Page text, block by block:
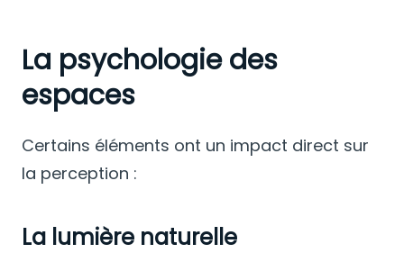
La psychologie des
espaces
Certains éléments ont un impact direct sur
la perception :
La lumière naturelle